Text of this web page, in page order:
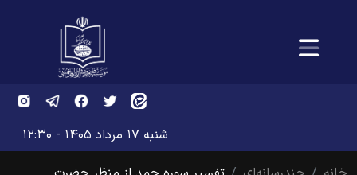
شنبه ۱۷ مرداد ۱۴۰۵ - ۱۲:۳۰